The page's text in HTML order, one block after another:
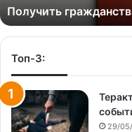
Получить
Топ-3:
29/